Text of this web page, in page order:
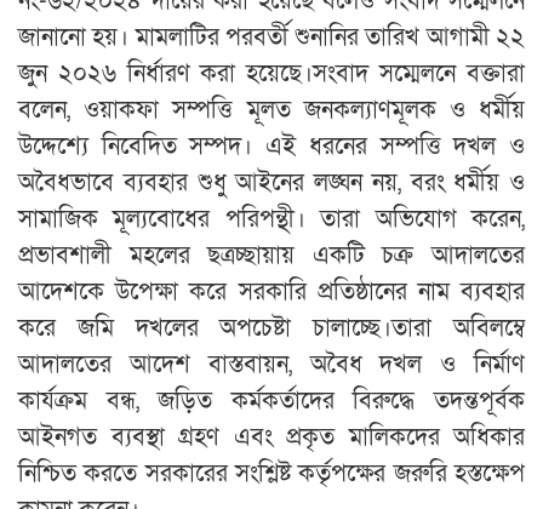
জানানো হয়। মামলাটির পরবর্তী শুনানির তারিখ আগামী ২২
জুন ২০২৬ নির্ধারণ করা হয়েছে।সংবাদ সম্মেলনে বক্তারা
বলেন, ওয়াকফা সম্পত্তি মূলত জনকল্যাণমূলক ও ধর্মীয়
উদ্দেশ্যে নিবেদিত সম্পদ। এই ধরনের সম্পত্তি দখল ও
অবৈধভাবে ব্যবহার শুধু আইনের লঙ্ঘন নয়, বরং ধর্মীয় ও
সামাজিক মূল্যবোধের পরিপন্থী। তারা অভিযোগ করেন,
প্রভাবশালী মহলের ছত্রচ্ছায়ায় একটি চক্র আদালতের
আদেশকে উপেক্ষা করে সরকারি প্রতিষ্ঠানের নাম ব্যবহার
করে জমি দখলের অপচেষ্টা চালাচ্ছে।তারা অবিলম্বে
আদালতের আদেশ বাস্তবায়ন, অবৈধ দখল ও নির্মাণ
কার্যক্রম বন্ধ, জড়িত কর্মকর্তাদের বিরুদ্ধে তদন্তপূর্বক
আইনগত ব্যবস্থা গ্রহণ এবং প্রকৃত মালিকদের অধিকার
নিশ্চিত করতে সরকারের সংশ্লিষ্ট কর্তৃপক্ষের জরুরি হস্তক্ষেপ